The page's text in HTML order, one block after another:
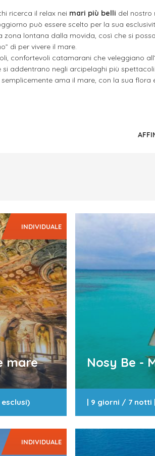
ricerca il relax nei mari più belli del nostro
può essere scelto per la sua
lontana dalla movida, così che si
di per vivere il mare.
confortevoli catamarani che veleggiano
addentrano negli arcipelaghi più spettacoli.
ama il mare, con la sua flora
INDIVIDUALE
mare Nosy Be -
| 9 giorni / 7 notti |
INDIVIDUALE